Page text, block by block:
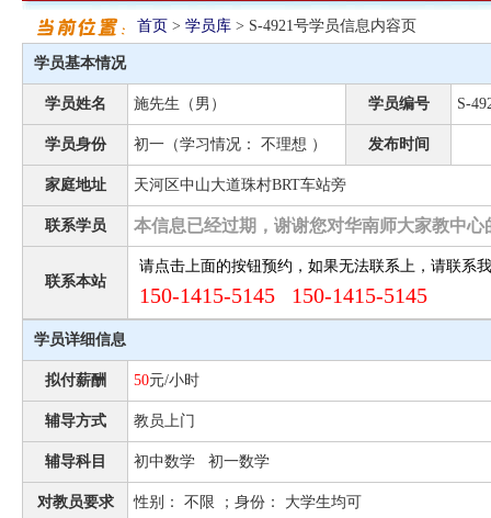
首页 > 学员库 > S-4921号学员信息内容页
学员基本情况
学员姓名 施先生（男） 学员编号 S-
学员身份 初一（学习情况： 不理想 ） 发布时间
家庭地址 天河区中山大道珠村BRT车站旁
联系学员 本信息已经过期，谢谢您对华南师大家教中心
联系本站
请点击上面的按钮预约，如果无法联系上，请联系
150-1415-5145 150-1415-5145
学员详细信息
拟付薪酬 50元/小时
辅导方式 教员上门
辅导科目 初中数学 初一数学
对教员要求 性别： 不限 ；身份： 大学生均可